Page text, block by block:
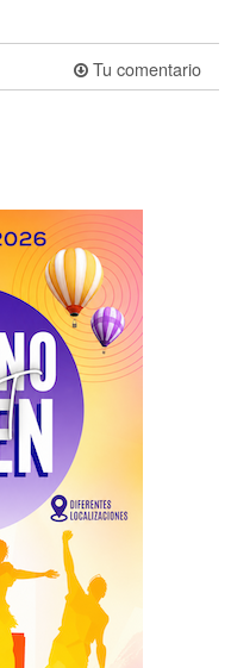
Tu comentario